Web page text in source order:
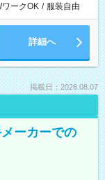
ワークOK / 服装自由
詳細へ
掲載日：2026.08.07
ーカーでの